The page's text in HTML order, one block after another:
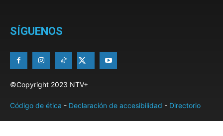
SÍGUENOS
©Copyright 2023 NTV+
Código de ética - Declaración de accesibilidad - Directorio